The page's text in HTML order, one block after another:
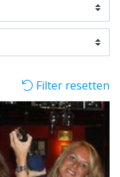
Filter resetten